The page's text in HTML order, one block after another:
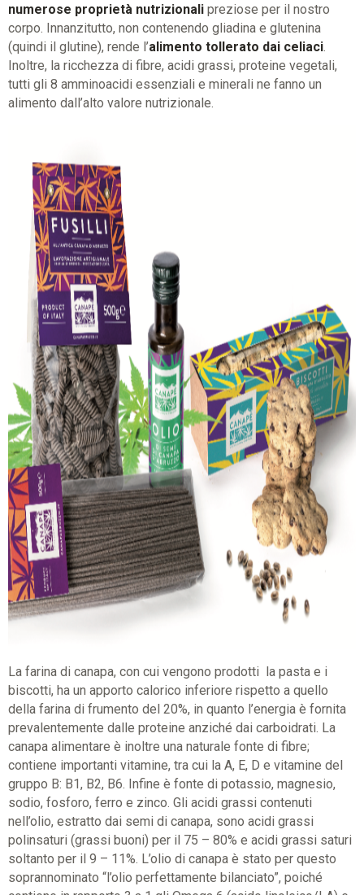
numerose proprietà nutrizionali preziose per il nostro
corpo. Innanzitutto, non contenendo gliadina e glutenina
(quindi il glutine), rende l’alimento tollerato dai celiaci.
Inoltre, la ricchezza di fibre, acidi grassi, proteine vegetali,
tutti gli 8 amminoacidi essenziali e minerali ne fanno un
alimento dall’alto valore nutrizionale.
La farina di canapa, con cui vengono prodotti la pasta e i
biscotti, ha un apporto calorico inferiore rispetto a quello
della farina di frumento del 20%, in quanto l’energia è fornita
prevalentemente dalle proteine anziché dai carboidrati. La
canapa alimentare è inoltre una naturale fonte di fibre;
contiene importanti vitamine, tra cui la A, E, D e vitamine del
gruppo B: B1, B2, B6. Infine è fonte di potassio, magnesio,
sodio, fosforo, ferro e zinco. Gli acidi grassi contenuti
nell’olio, estratto dai semi di canapa, sono acidi grassi
polinsaturi (grassi buoni) per il 75 – 80% e acidi grassi saturi
soltanto per il 9 – 11%. L’olio di canapa è stato per questo
soprannominato “l’olio perfettamente bilanciato”, poiché